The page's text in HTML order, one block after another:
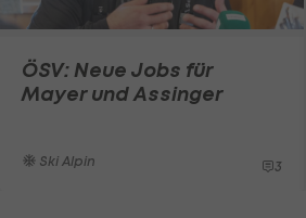
ÖSV: Neue Jobs für
Mayer und Assinger
Ski Alpin 3